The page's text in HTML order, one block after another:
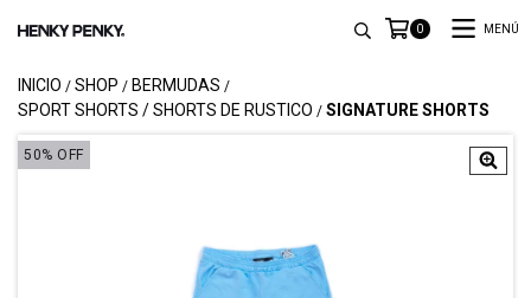
0 MENÚ
INICIO / SHOP / BERMUDAS /
SPORT SHORTS / SHORTS DE RUSTICO / SIGNATURE SHORTS
50% OFF